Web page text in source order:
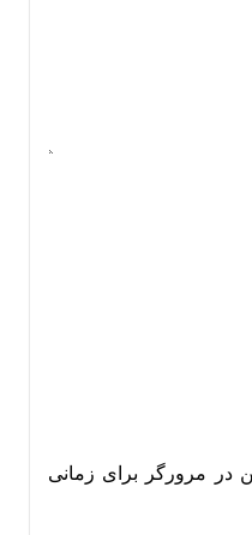
در مرورگر برای زمانی